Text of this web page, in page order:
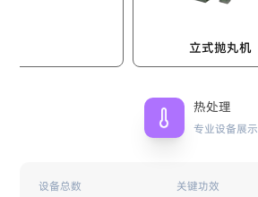
立式抛丸机
热处理
专业设备展示
设备总数 关键功效